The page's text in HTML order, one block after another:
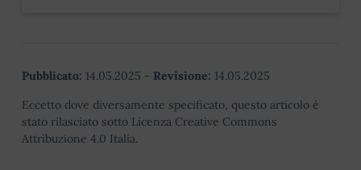
Pubblicato: 14.05.2025 - Revisione: 14.05.2025
Eccetto dove diversamente specificato, questo articolo è
stato rilasciato sotto Licenza Creative Commons
Attribuzione 4.0 Italia.